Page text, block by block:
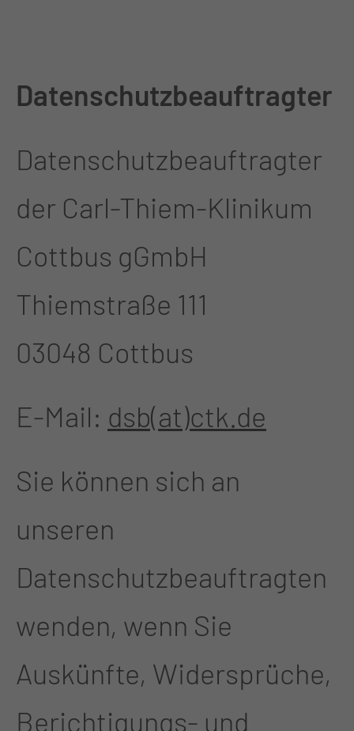
Datenschutzbeauftragter
Datenschutzbeauftragter
der Carl-Thiem-Klinikum
Cottbus gGmbH
Thiemstraße 111
03048 Cottbus
E-Mail: dsb(at)ctk.de
Sie können sich an
unseren
Datenschutzbeauftragten
wenden, wenn Sie
Auskünfte, Widersprüche,
Berichtigungs- und